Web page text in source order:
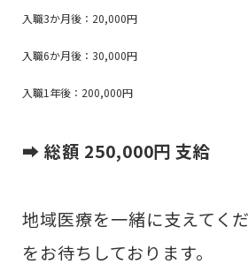
入職3か月後：20,000円
入職6か月後：30,000円
入職1年後：200,000円
➡ 総額 250,000円 支給
地域医療を一緒に支えてく
をお待ちしております。